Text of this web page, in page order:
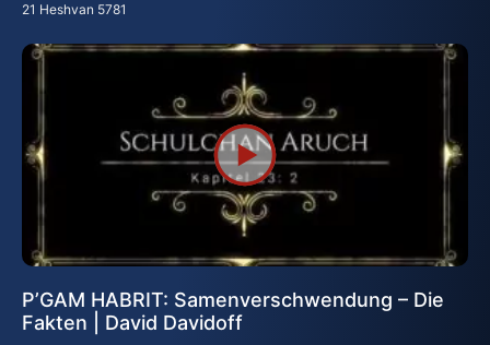
21 Heshvan 5781
P’GAM HABRIT: Samenverschwendung – Die
Fakten | David Davidoff